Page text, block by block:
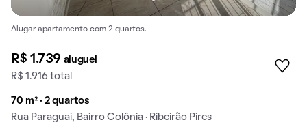
Alugar apartamento com 2 quartos.
R$ 1.739 aluguel
R$ 1.916 total
70 m² · 2 quartos
Rua Paraguai, Bairro Colônia · Ribeirão Pires